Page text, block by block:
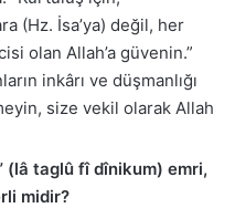
(Hz. İsa’ya) değil, her
olan Allah’a güvenin.”
inkârı ve düşmanlığı
size vekil olarak Allah
(lâ taglû fî dînikum) emri,
midir?